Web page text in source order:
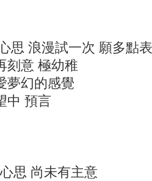
思 浪漫試一次 願多點
刻意 極幼稚
夢幻的感覺
中 預言
思 尚未有主意